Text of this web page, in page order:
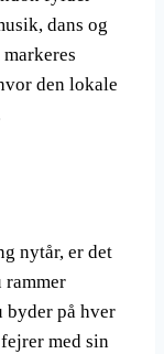
dans og
den lokale
nytår, er det
rammer
byder på hver
fejrer med sin